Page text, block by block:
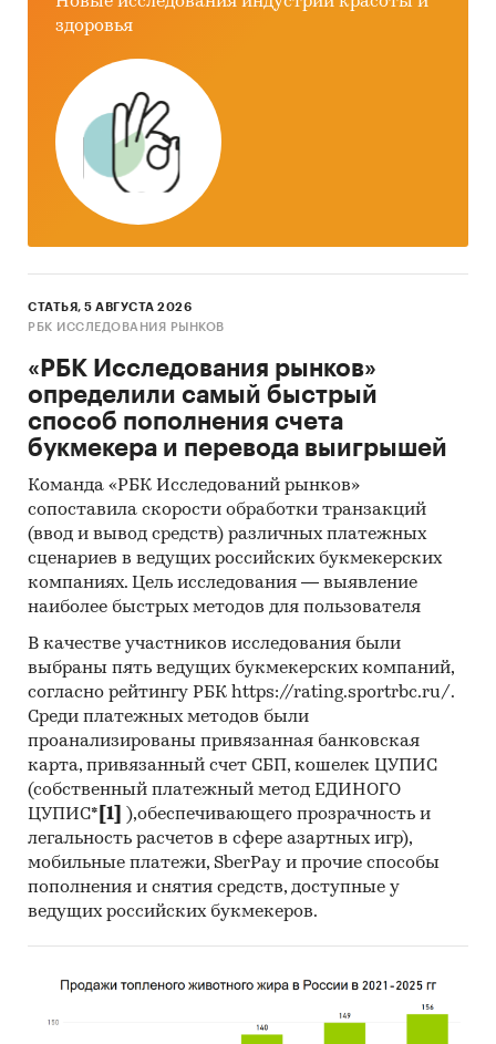
здоровья
СТАТЬЯ, 5 АВГУСТА 2026
РБК ИССЛЕДОВАНИЯ РЫНКОВ
«РБК Исследования рынков»
определили самый быстрый
способ пополнения счета
букмекера и перевода выигрышей
Команда «РБК Исследований рынков»
сопоставила скорости обработки транзакций
(ввод и вывод средств) различных платежных
сценариев в ведущих российских букмекерских
компаниях. Цель исследования — выявление
наиболее быстрых методов для пользователя
В качестве участников исследования были
выбраны пять ведущих букмекерских компаний,
согласно рейтингу РБК https://rating.sportrbc.ru/.
Среди платежных методов были
проанализированы привязанная банковская
карта, привязанный счет СБП, кошелек ЦУПИС
(собственный платежный метод ЕДИНОГО
ЦУПИС* [1]
),обеспечивающего прозрачность и
легальность расчетов в сфере азартных игр),
мобильные платежи, SberPay и прочие способы
пополнения и снятия средств, доступные у
ведущих российских букмекеров.